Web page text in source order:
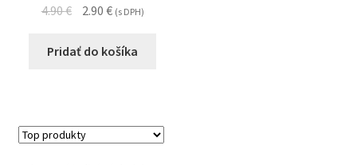
4.90€ 2.90 € (s DPH)
Pridať do košíka